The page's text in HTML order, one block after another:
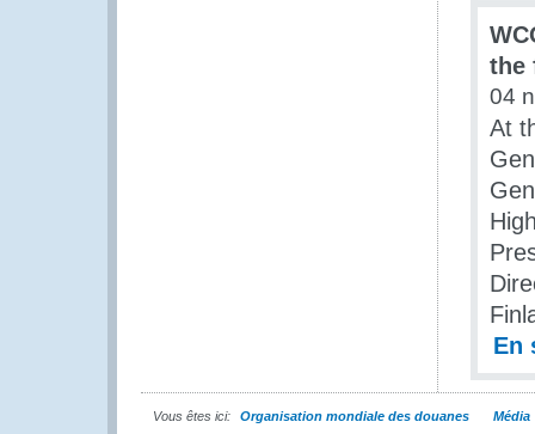
the
04
At
En
Vous êtes ici: Organisation mondiale des douanes Média